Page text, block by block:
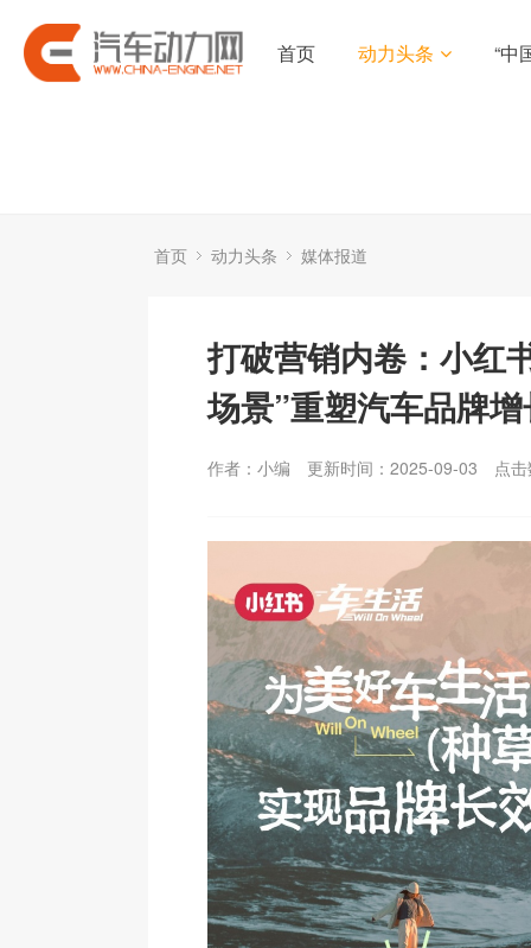
首页 动力头条 “中
首页 动力头条 媒体报道
打破营销内卷：小红
场景”重塑汽车品牌
作者：小编 更新时间：2025-09-03 点